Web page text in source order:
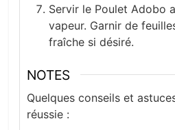
Servir le Poulet Adobo
vapeur. Garnir de
fraîche si désiré.
NOTES
Quelques conseils et
réussie :